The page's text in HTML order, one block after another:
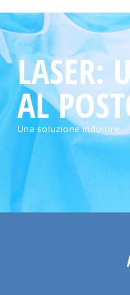
LASER:
AL
Una soluzione indolore